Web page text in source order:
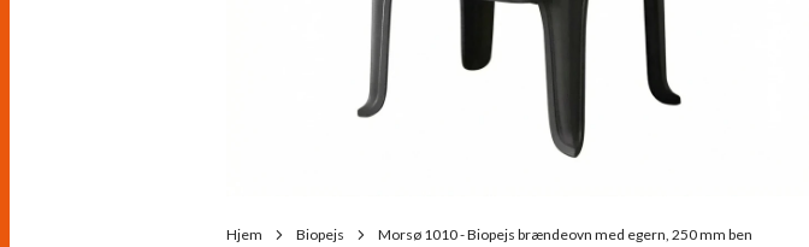
Hjem Biopejs Morsø 1010 - Biopejs brændeovn med egern, 250 mm ben